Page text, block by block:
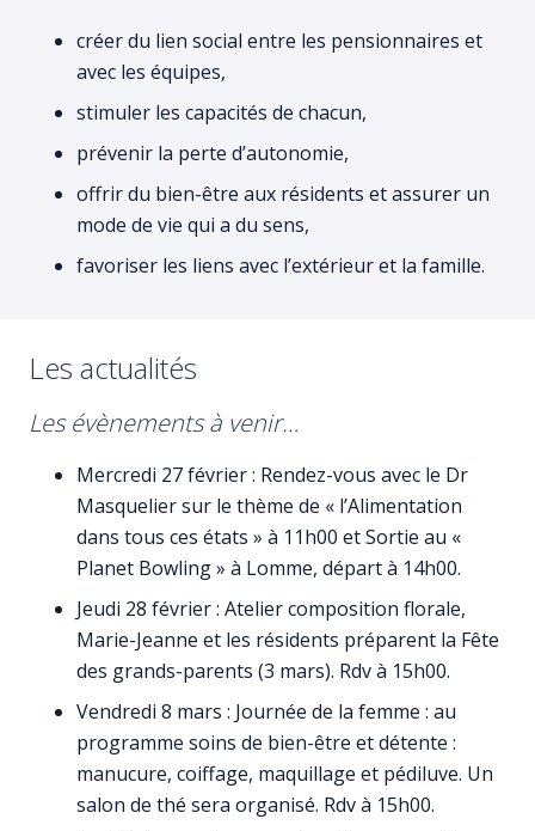
créer du lien social entre les pensionnaires et
avec les équipes,
stimuler les capacités de chacun,
prévenir la perte d’autonomie,
offrir du bien-être aux résidents et assurer un
mode de vie qui a du sens,
favoriser les liens avec l’extérieur et la famille.
Les actualités
Les évènements à venir…
Mercredi 27 février : Rendez-vous avec le Dr
Masquelier sur le thème de « l’Alimentation
dans tous ces états » à 11h00 et Sortie au «
Planet Bowling » à Lomme, départ à 14h00.
Jeudi 28 février : Atelier composition florale,
Marie-Jeanne et les résidents préparent la Fête
des grands-parents (3 mars). Rdv à 15h00.
Vendredi 8 mars : Journée de la femme : au
programme soins de bien-être et détente :
manucure, coiffage, maquillage et pédiluve. Un
salon de thé sera organisé. Rdv à 15h00.